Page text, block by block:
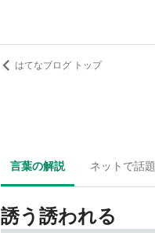
はてなブログ トップ
言葉の解説 ネットで話題
誘う誘われる